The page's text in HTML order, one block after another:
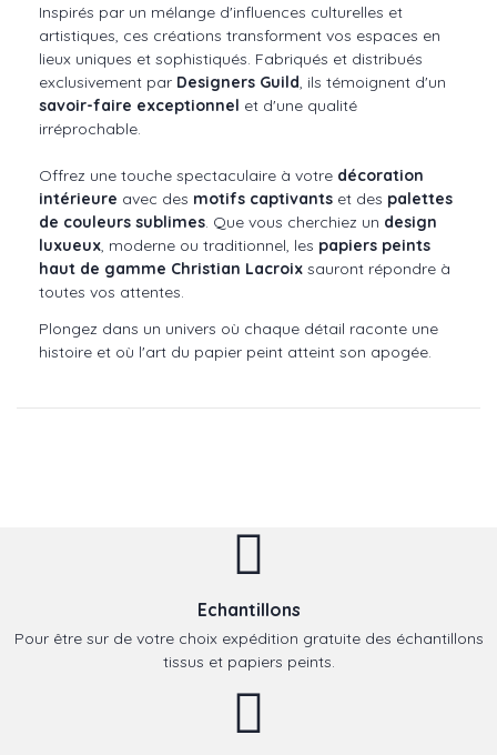
Inspirés par un mélange d'influences culturelles et
artistiques, ces créations transforment vos espaces en
lieux uniques et sophistiqués. Fabriqués et distribués
exclusivement par Designers Guild, ils témoignent d'un
savoir-faire exceptionnel et d'une qualité
irréprochable.
Offrez une touche spectaculaire à votre décoration
intérieure avec des motifs captivants et des palettes
de couleurs sublimes. Que vous cherchiez un design
luxueux, moderne ou traditionnel, les papiers peints
haut de gamme Christian Lacroix sauront répondre à
toutes vos attentes.
Plongez dans un univers où chaque détail raconte une
histoire et où l'art du papier peint atteint son apogée.
Echantillons
Pour être sur de votre choix expédition gratuite des échantillons
tissus et papiers peints.